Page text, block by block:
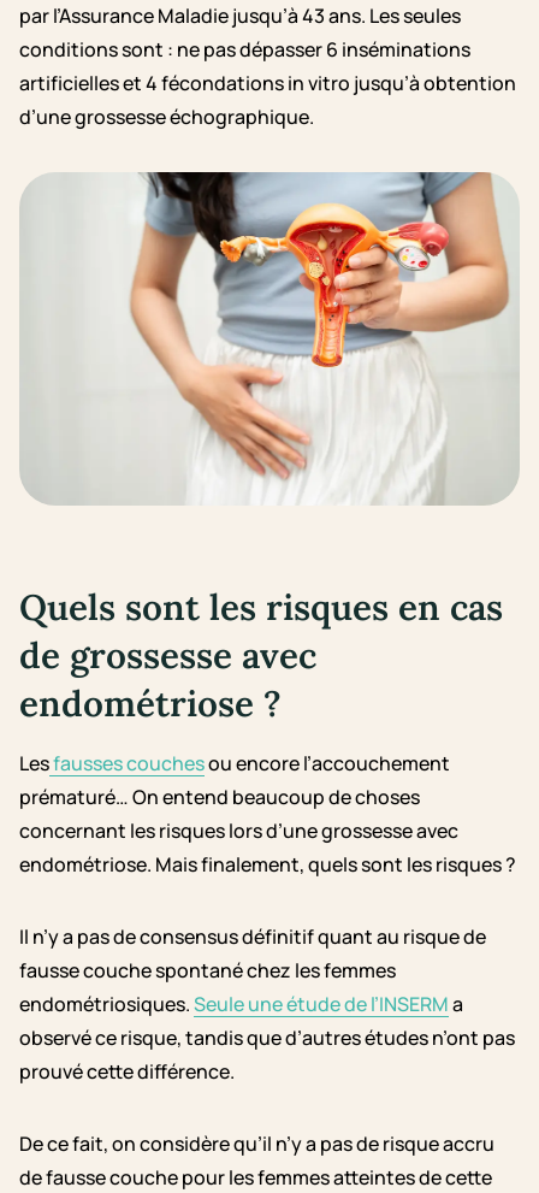
par l’Assurance Maladie jusqu’à 43 ans. Les seules
conditions sont : ne pas dépasser 6 inséminations
artificielles et 4 fécondations in vitro jusqu’à obtention
d’une grossesse échographique.
Quels sont les risques en cas
de grossesse avec
endométriose ?
Lesfausses couchesou encore l’accouchement
prématuré… On entend beaucoup de choses
concernant les risques lors d’une grossesse avec
endométriose. Mais finalement, quels sont les risques ?
Il n’y a pas de consensus définitif quant au risque de
fausse couche spontané chez les femmes
endométriosiques.Seule une étude de l’INSERMa
observé ce risque, tandis que d’autres études n’ont pas
prouvé cette différence.
De ce fait, on considère qu’il n’y a pas de risque accru
de fausse couche pour les femmes atteintes de cette